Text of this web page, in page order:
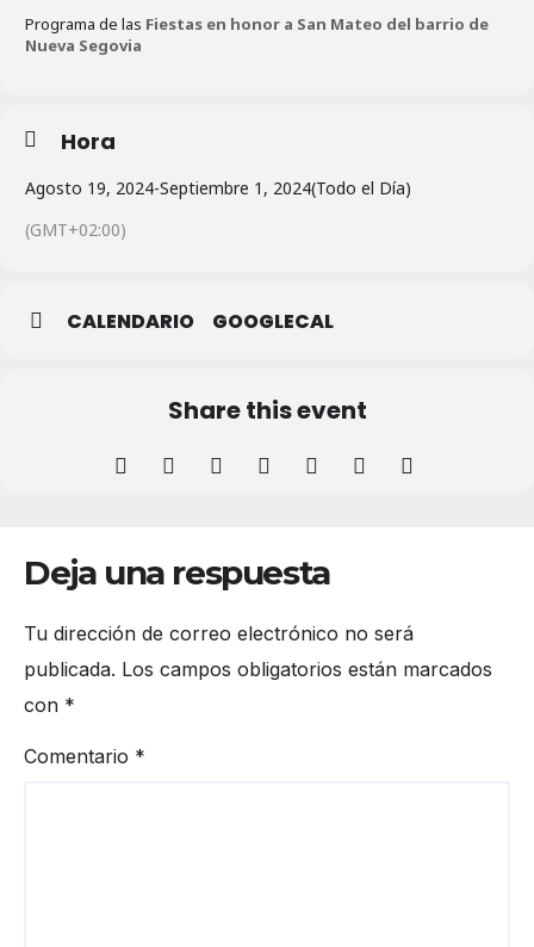
Programa de las Fiestas en honor a San Mateo del barrio de
Nueva Segovia
Hora
Agosto 19, 2024-Septiembre 1, 2024(Todo el Día)
(GMT+02:00)
CALENDARIO GOOGLECAL
Share this event
Deja una respuesta
Tu dirección de correo electrónico no será
publicada. Los campos obligatorios están marcados
con *
Comentario *